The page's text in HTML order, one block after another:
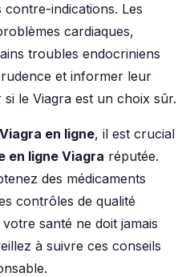
indications. Les
cardiaques,
troubles endocriniens
et informer leur
le Viagra est un choix sûr.
en ligne, il est crucial
en ligne Viagra réputée.
des médicaments
contrôles de qualité
santé ne doit jamais
à suivre ces conseils